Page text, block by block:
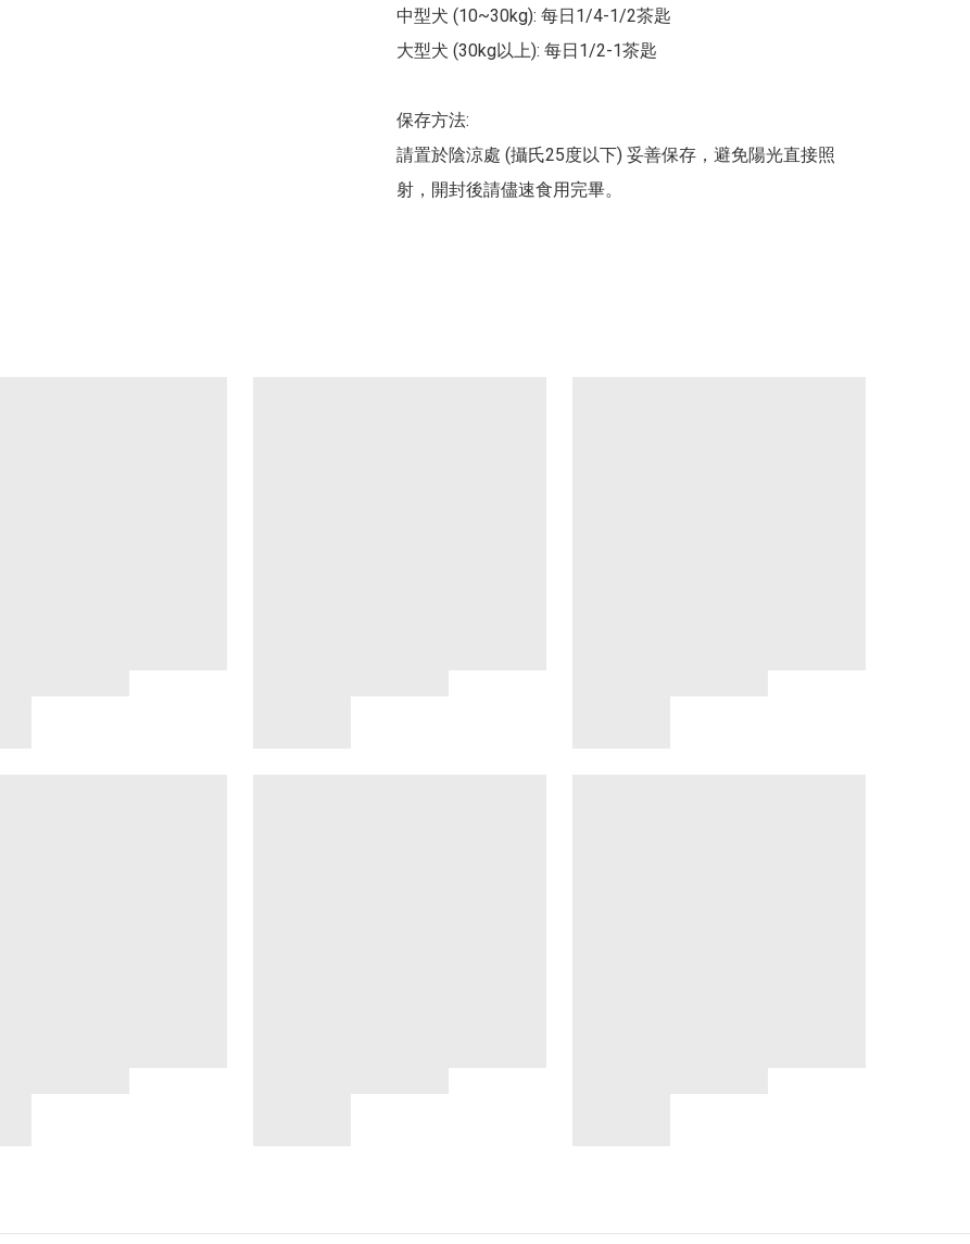
中型犬 (10~30kg): 每日1/4-1/2茶匙
大型犬 (30kg以上): 每日1/2-1茶匙
保存方法:
請置於陰涼處 (攝氏25度以下) 妥善保存，避免陽光直接照
射，開封後請儘速食用完畢。